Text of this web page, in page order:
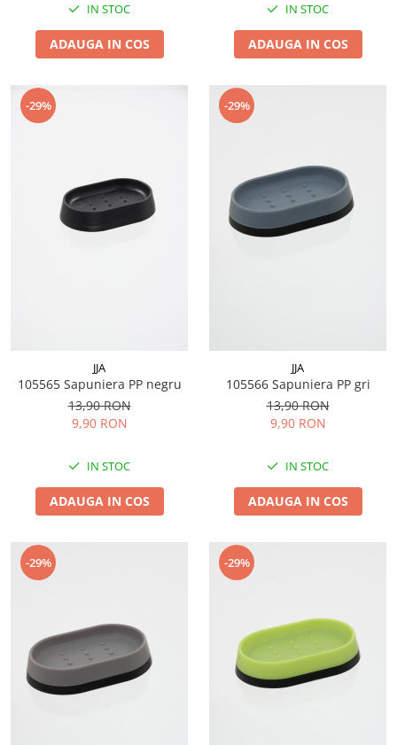
IN STOC
ADAUGA IN COS
IN STOC
ADAUGA IN COS
-29%
JJA
105565 Sapuniera PP negru
13,90 RON
9,90 RON
IN STOC
ADAUGA IN COS
-29%
JJA
105566 Sapuniera PP gri
13,90 RON
9,90 RON
IN STOC
ADAUGA IN COS
-29% -29%